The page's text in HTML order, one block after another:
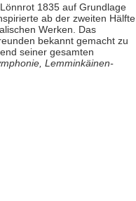
Lönnrot 1835 auf Grundlage
ab der zweiten Hälfte
Werken. Das
bekannt gemacht zu
seiner gesamten
Lemminkäinen-